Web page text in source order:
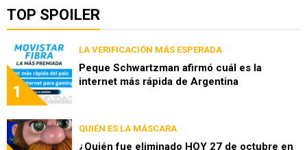
TOP SPOILER
1
LA VERIFICACIÓN MÁS ESPERADA
Peque Schwartzman afirmó cuál es la
internet más rápida de Argentina
QUIÉN ES LA MÁSCARA
¿Quién fue eliminado HOY 27 de octubre en